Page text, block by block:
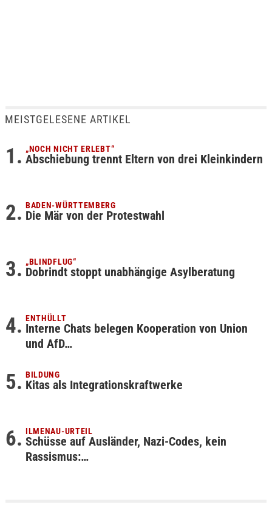
MEISTGELESENE ARTIKEL
„NOCH NICHT ERLEBT“
Abschiebung trennt Eltern von drei Kleinkindern
BADEN-WÜRTTEMBERG
Die Mär von der Protestwahl
„BLINDFLUG“
Dobrindt stoppt unabhängige Asylberatung
ENTHÜLLT
Interne Chats belegen Kooperation von Union
und AfD…
BILDUNG
Kitas als Integrationskraftwerke
ILMENAU-URTEIL
Schüsse auf Ausländer, Nazi-Codes, kein
Rassismus:…